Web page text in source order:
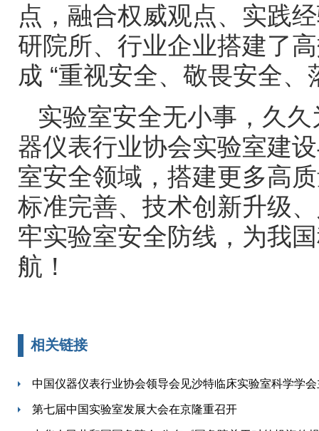
点，融合权威观点、实践
研院所、行业企业搭建了
成 “重视安全、敬畏安全
实验室安全无小事，久
器仪表行业协会实验室建
室安全领域，搭建更多高
标准完善、技术创新升级
牢实验室安全防线，为我
航！
相关链接
中国仪器仪表行业协会领导会见沙特临床实验室科学学
第七届中国实验室发展大会在京隆重召开